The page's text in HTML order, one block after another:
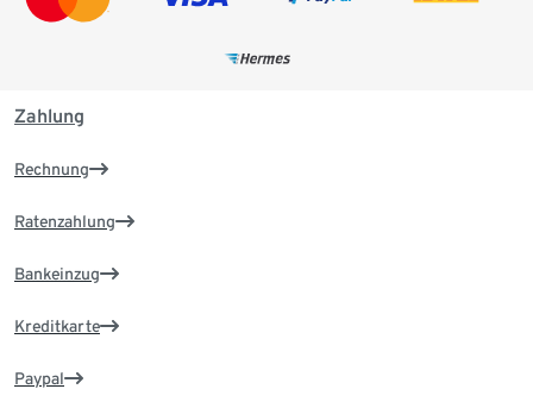
Zahlung
Rechnung
Ratenzahlung
Bankeinzug
Kreditkarte
Paypal